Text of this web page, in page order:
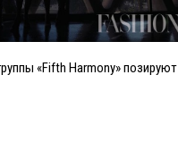
«Fifth Harmony» позируют